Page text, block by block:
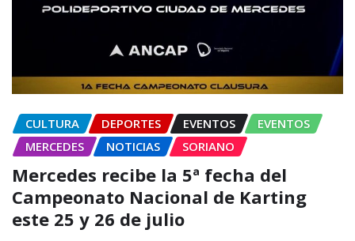
CULTURA DEPORTES EVENTOS
EVENTOS
MERCEDES
NOTICIAS SORIANO
Mercedes recibe la 5ª fecha del
Campeonato Nacional de Karting
este 25 y 26 de julio